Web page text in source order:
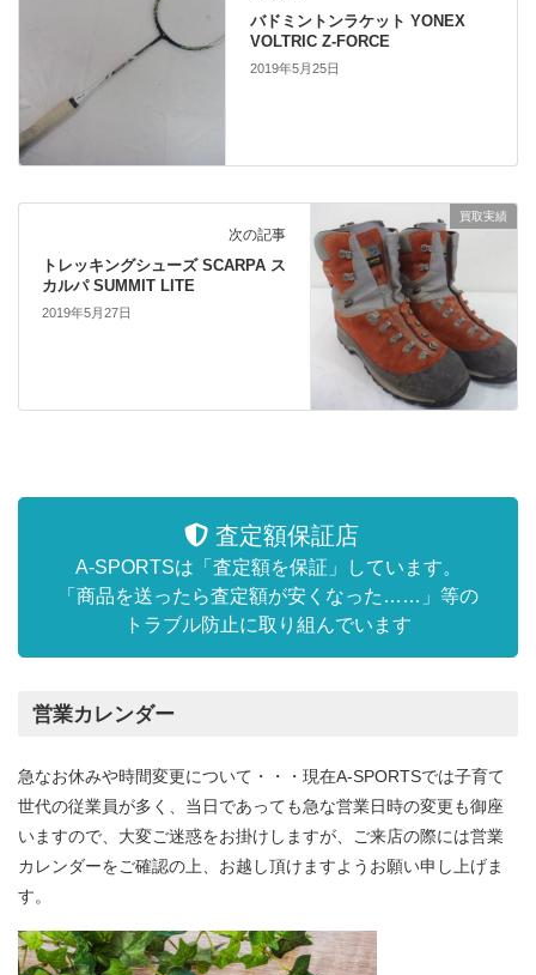
バドミントンラケット YONEX
VOLTRIC Z-FORCE
2019年5月25日
買取実績
次の記事
トレッキングシューズ SCARPA ス
カルパ SUMMIT LITE
2019年5月27日
査定額保証店
A-SPORTSは「査定額を保証」しています。
「商品を送ったら査定額が安くなった……」等の
トラブル防止に取り組んでいます
営業カレンダー
急なお休みや時間変更について・・・現在A-SPORTSでは子育て
世代の従業員が多く、当日であっても急な営業日時の変更も御座
いますので、大変ご迷惑をお掛けしますが、ご来店の際には営業
カレンダーをご確認の上、お越し頂けますようお願い申し上げま
す。